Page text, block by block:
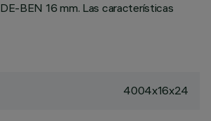
BEN 16 mm. Las características
4004x16x24